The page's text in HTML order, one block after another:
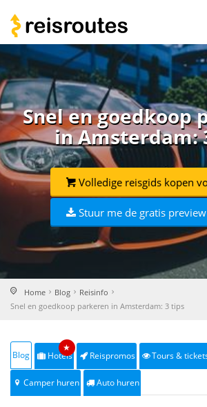
Snel en goedkoop
in Amsterdam:
Volledige reisgids kopen
Stuur me de gratis
Home Blog
Reisinfo
Snel en goedkoop parkeren in Amsterdam: 3 tips
Blog Hotels
★
Reispromos Tours &
Camper huren Auto huren